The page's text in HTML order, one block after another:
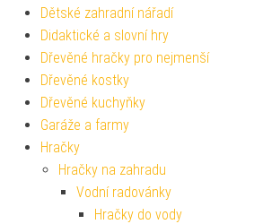
Dětské zahradní nářadí
Didaktické a slovní hry
Dřevěné hračky pro nejmenší
Dřevěné kostky
Dřevěné kuchyňky
Garáže a farmy
Hračky
Hračky na zahradu
Vodní radovánky
Hračky do vody